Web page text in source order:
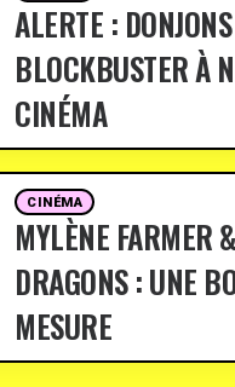
ALERTE :
BLOCKBUSTER À
CINÉMA
CINÉMA
MYLÈNE FARMER
DRAGONS : UNE
MESURE